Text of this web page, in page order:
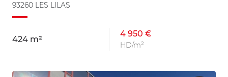
93260 LES LILAS
424 m²
4 950 €
HD/m²